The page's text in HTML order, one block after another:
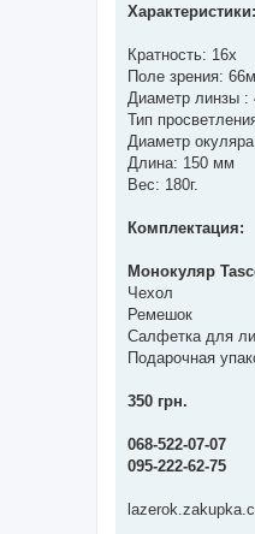
Характеристики:
Кратность: 16х
Поле зрения:
Диаметр линзы :
Тип
Диаметр
Длина: 150 мм
Вес: 180г.
Комплектация:
Монокуляр
Чехол
Ремешок
Салфетка для
Подарочная
350 грн.
068-522-07-07
095-222-62-75